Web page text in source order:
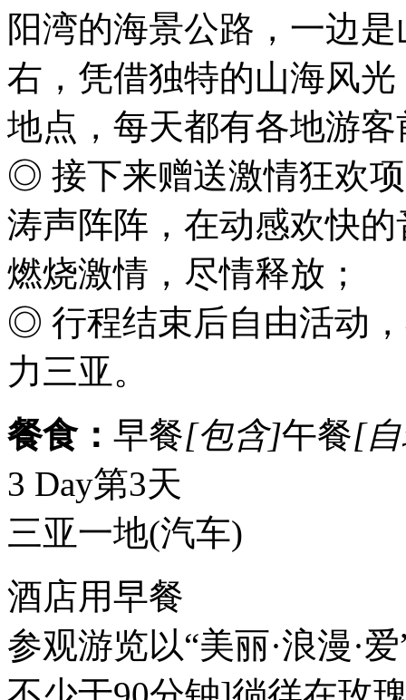
阳湾的海景公路，一边
右，凭借独特的山海风
地点，每天都有各地游
◎ 接下来赠送激情狂欢
涛声阵阵，在动感欢快
燃烧激情，尽情释放；
◎ 行程结束后自由活动
力三亚。
餐食： 早餐[包含]午餐[
3 Day第3天
三亚一地(汽车)
酒店用早餐
参观游览以“美丽·浪漫·